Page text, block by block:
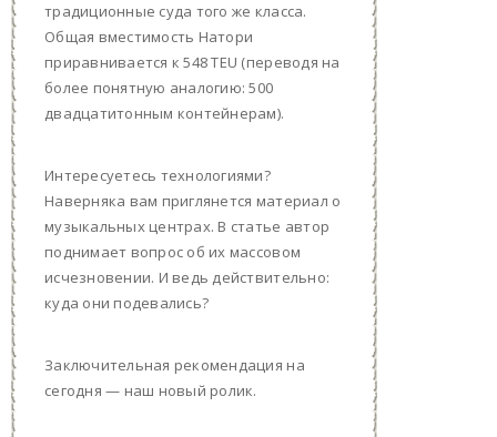
традиционные суда того же класса.
Общая вместимость Натори
приравнивается к 548 TEU (переводя на
более понятную аналогию: 500
двадцатитонным контейнерам).
Интересуетесь технологиями?
Наверняка вам приглянется материал о
музыкальных центрах. В статье автор
поднимает вопрос об их массовом
исчезновении. И ведь действительно:
куда они подевались?
Заключительная рекомендация на
сегодня — наш новый ролик.